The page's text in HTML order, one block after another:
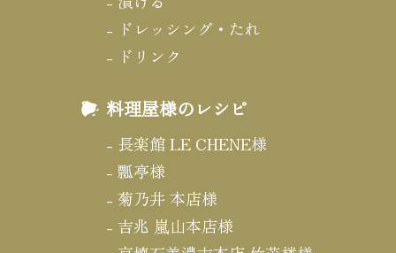
ドレッシング・たれ
ドリンク
料理屋様のレシピ
長楽館 LE CHENE様
瓢亭様
菊乃井 本店様
吉兆 嵐山本店様